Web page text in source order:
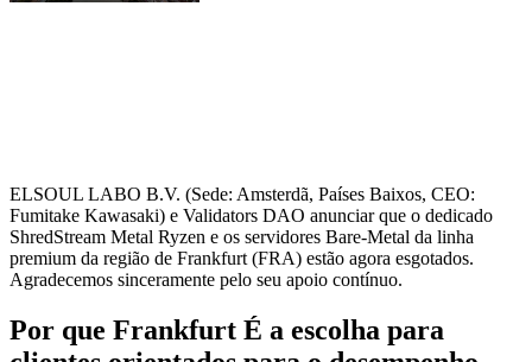
ELSOUL LABO B.V. (Sede: Amsterdã, Países Baixos, CEO:
Fumitake Kawasaki) e Validators DAO anunciar que o dedicado
ShredStream Metal Ryzen e os servidores Bare-Metal da linha
premium da região de Frankfurt (FRA) estão agora esgotados.
Agradecemos sinceramente pelo seu apoio contínuo.
Por que Frankfurt É a escolha para